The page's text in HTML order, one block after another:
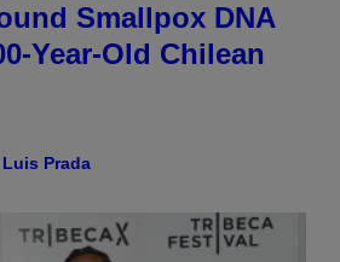
Smallpox DNA
Year-Old Chilean
Luis Prada